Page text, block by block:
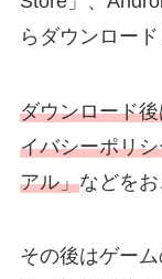
らダウンロード
ダウンロード
イバシーポリ
アル」などをお
その後はゲー